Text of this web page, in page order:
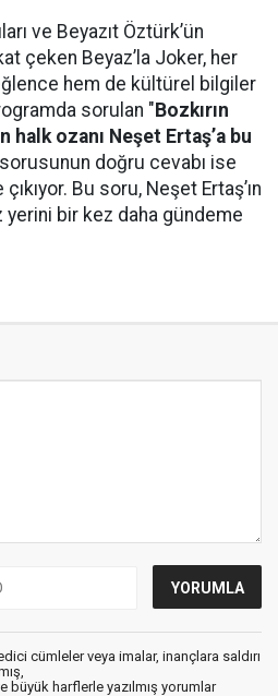
ve Beyazıt Öztürk’ün
çeken Beyaz’la Joker, her
hem de kültürel bilgiler
sorulan "Bozkırın
ozanı Neşet Ertaş’a bu
doğru cevabı ise
Bu soru, Neşet Ertaş’ın
bir kez daha gündeme
cümleler veya imalar, inançlara saldırı
büyük harflerle yazılmış yorumlar